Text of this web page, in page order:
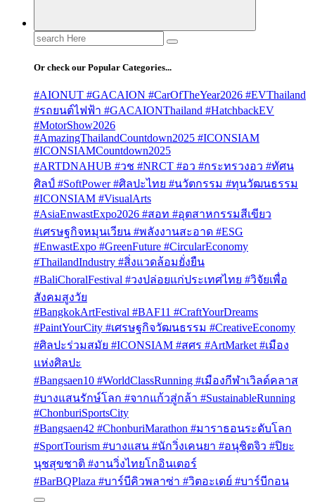
Search
for:
Or check our Popular Categories...
#AIONUT #GACAION #CarOfTheYear2026 #EVThailand
#รถยนต์ไฟฟ้า #GACAIONThailand #HatchbackEV
#MotorShow2026
#AmazingThailandCountdown2025 #ICONSIAM
#ICONSIAMCountdown2025
#ARTDNAHUB #วช #NRCT #อว #กระทรวงอว #ทัศน
ศิลป์ #SoftPower #ศิลปะไทย #นวัตกรรม #ทุนวัฒนธรรม
#ICONSIAM #VisualArts
#AsiaEnwastExpo2026 #สอท #อุตสาหกรรมสีเขียว
#เศรษฐกิจหมุนเวียน #พลังงานสะอาด #ESG
#EnwastExpo #GreenFuture #CircularEconomy
#ThailandIndustry #สิ่งแวดล้อมยั่งยืน
#BaliChoralFestival #วงปล่อยแก่ประเทศไทย #วิจัยเพื่อ
สังคมสูงวัย
#BangkokArtFestival #BAF11 #CraftYourDreams
#PaintYourCity #เศรษฐกิจวัฒนธรรม #CreativeEconomy
#ศิลปะร่วมสมัย #ICONSIAM #สศร #ArtMarket #เมือง
แห่งศิลปะ
#Bangsaen10 #WorldClassRunning #เมืองกีฬาเวิลด์คลาส
#บางแสนรักษ์โลก #จากแก้วสู่กล้า #SustainableRunning
#ChonburiSportsCity
#Bangsaen42 #ChonburiMarathon #มาราธอนระดับโลก
#SportTourism #บางแสน #นักวิ่งเคนยา #อนุชิตจิว #ปิยะ
นุชสุขชาติ #งานวิ่งไทยโกอินเตอร์
#BarBQPlaza #บาร์บีคิวพลาซ่า #วิตอะเดย์ #บาร์บีกอน